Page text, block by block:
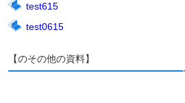
test615
test0615
【のその他の資料】